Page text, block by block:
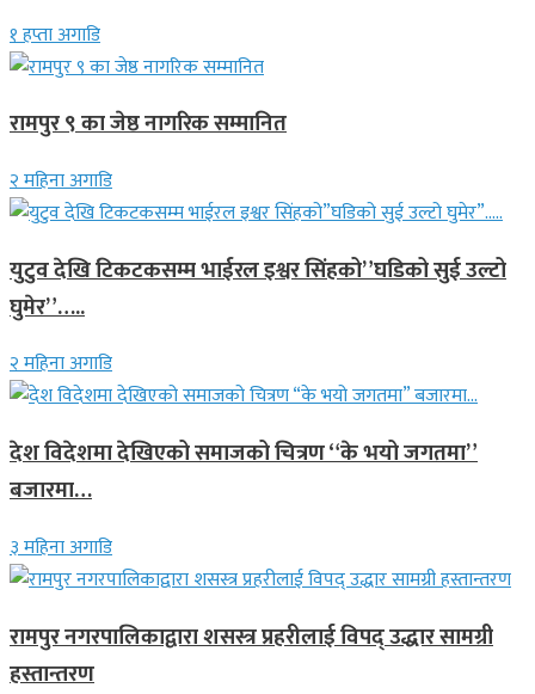
१ हप्ता अगाडि
रामपुर ९ का जेष्ठ नागरिक सम्मानित
२ महिना अगाडि
युटुव देखि टिकटकसम्म भाईरल इश्वर सिंहको”घडिको सुई उल्टो
घुमेर”…..
२ महिना अगाडि
देश विदेशमा देखिएको समाजको चित्रण “के भयो जगतमा”
बजारमा…
३ महिना अगाडि
रामपुर नगरपालिकाद्वारा शसस्त्र प्रहरीलाई विपद् उद्धार सामग्री
हस्तान्तरण